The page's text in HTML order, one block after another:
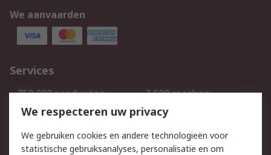
We aanvaarden
Services
750.000 producten
2.500 merken
Bestellen
Inkoopoplossingen
Track & Trace
We respecteren uw privacy
We gebruiken cookies en andere technologieën voor
statistische gebruiksanalyses, personalisatie en om